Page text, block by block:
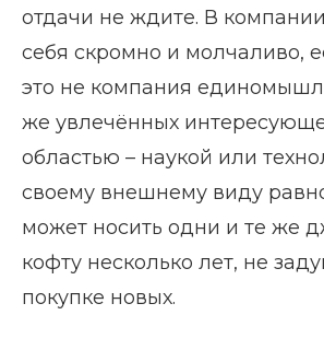
отдачи не ждите. В
себя скромно и молчаливо,
это не компания
же увлечённых
областью – наукой или
своему внешнему виду
может носить одни и те же
кофту несколько лет, не
покупке новых.